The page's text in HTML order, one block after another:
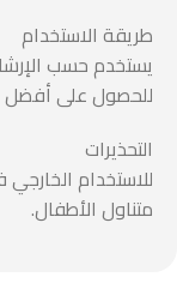
طريقة الاستخدام
يستخدم حسب
للحصول على أفضل
التحذيرات
للاستخدام
متناول الأطفال.